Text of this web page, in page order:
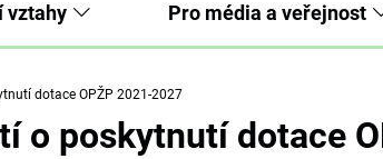
vztahy Pro média a veřejnost
dotace OPŽP 2021-2027
o poskytnutí dotace